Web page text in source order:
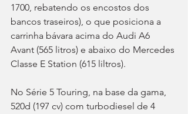
1700, rebatendo os encostos dos
bancos traseiros), o que posiciona a
carrinha bávara acima do Audi A6
Avant (565 litros) e abaixo do Mercedes
Classe E Station (615 liltros).
No Série 5 Touring, na base da gama,
520d (197 cv) com turbodiesel de 4